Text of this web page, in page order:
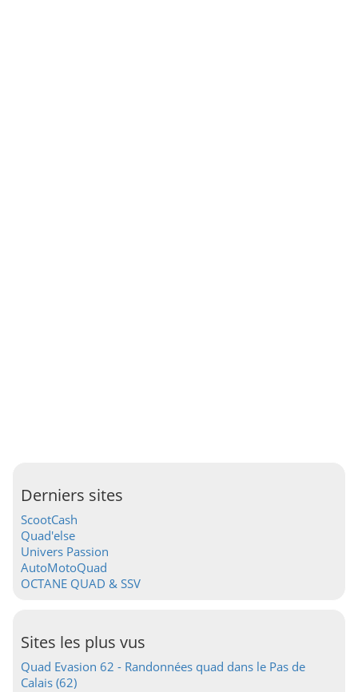
Derniers sites
ScootCash
Quad'else
Univers Passion
AutoMotoQuad
OCTANE QUAD & SSV
Sites les plus vus
Quad Evasion 62 - Randonnées quad dans le Pas de
Calais (62)